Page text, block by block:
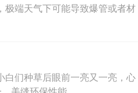
极端天气下可能导致爆管或者材
白们种草后眼前一亮又一亮，心